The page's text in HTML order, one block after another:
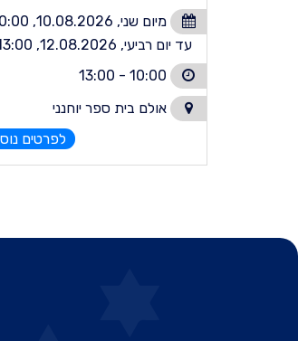
מיום שני,
עד יום רביעי, 12.08.2026, 13:00
אולם בית ספר יוחנני
לפרטים